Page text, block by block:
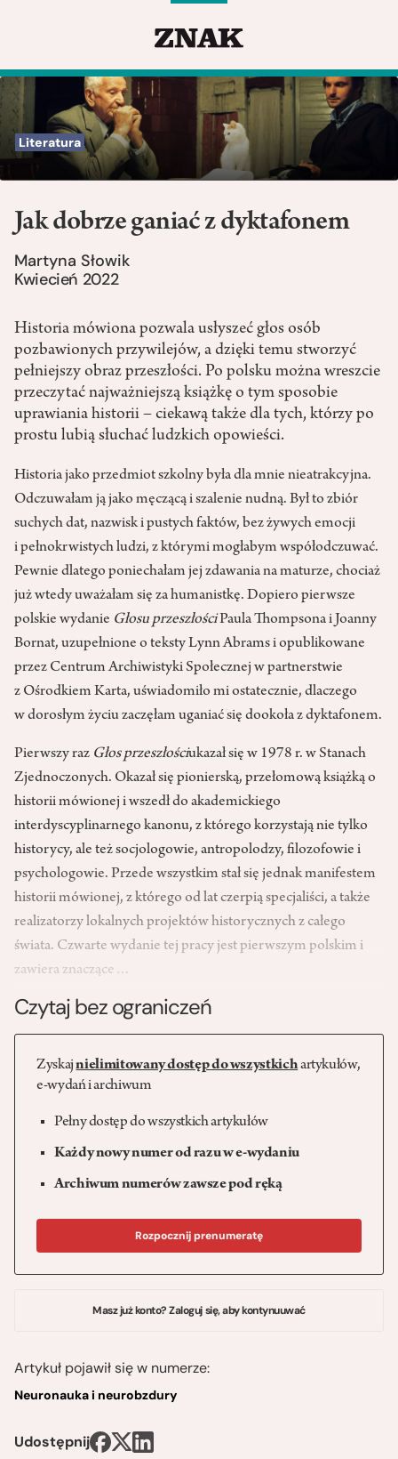
Literatura
Jak dobrze ganiać z dyktafonem
Martyna Słowik
Kwiecień 2022
Historia mówiona pozwala usłyszeć głos osób
pozbawionych przywilejów, a dzięki temu stworzyć
pełniejszy obraz przeszłości. Po polsku można wreszcie
przeczytać najważniejszą książkę o tym sposobie
uprawiania historii – ciekawą także dla tych, którzy po
prostu lubią słuchać ludzkich opowieści.
Historia jako przedmiot szkolny była dla mnie nieatrakcyjna.
Odczuwałam ją jako męczącą i szalenie nudną. Był to zbiór
suchych dat, nazwisk i pustych faktów, bez żywych emocji
i pełnokrwistych ludzi, z którymi mogłabym współodczuwać.
Pewnie dlatego poniechałam jej zdawania na maturze, chociaż
już wtedy uważałam się za humanistkę. Dopiero pierwsze
polskie wydanie Głosu przeszłościPaula Thompsona i Joanny
Bornat, uzupełnione o teksty Lynn Abrams i opublikowane
przez Centrum Archiwistyki Społecznej w partnerstwie
z Ośrodkiem Karta, uświadomiło mi ostatecznie, dlaczego
w dorosłym życiu zaczęłam uganiać się dookoła z dyktafonem.
Pierwszy raz Głos przeszłościukazał się w 1978 r. w Stanach
Zjednoczonych. Okazał się pionierską, przełomową książką o
historii mówionej i wszedł do akademickiego
interdyscyplinarnego kanonu, z którego korzystają nie tylko
historycy, ale też socjologowie, antropolodzy, filozofowie i
psychologowie. Przede wszystkim stał się jednak manifestem
historii mówionej, z którego od lat czerpią specjaliści, a także
realizatorzy lokalnych projektów historycznych z całego
świata. Czwarte wydanie tej pracy jest pierwszym polskim i
zawiera znaczące…
Czytaj bez ograniczeń
Zyskajnielimitowany dostęp do wszystkichartykułów,
e-wydań i archiwum
Pełny dostęp do wszystkich artykułów
Każdy nowy numer od razu w e-wydaniu
Archiwum numerów zawsze pod ręką
Rozpocznij prenumeratę
Masz już konto? Zaloguj się, aby kontynuuwać
Artykuł pojawił się w numerze:
Neuronauka i neurobzdury
Udostępnij